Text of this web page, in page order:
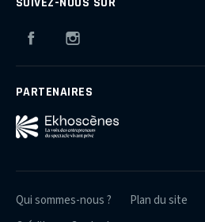
Facebook
PARTENAIRES
Qui sommes-nous ? Plan du site